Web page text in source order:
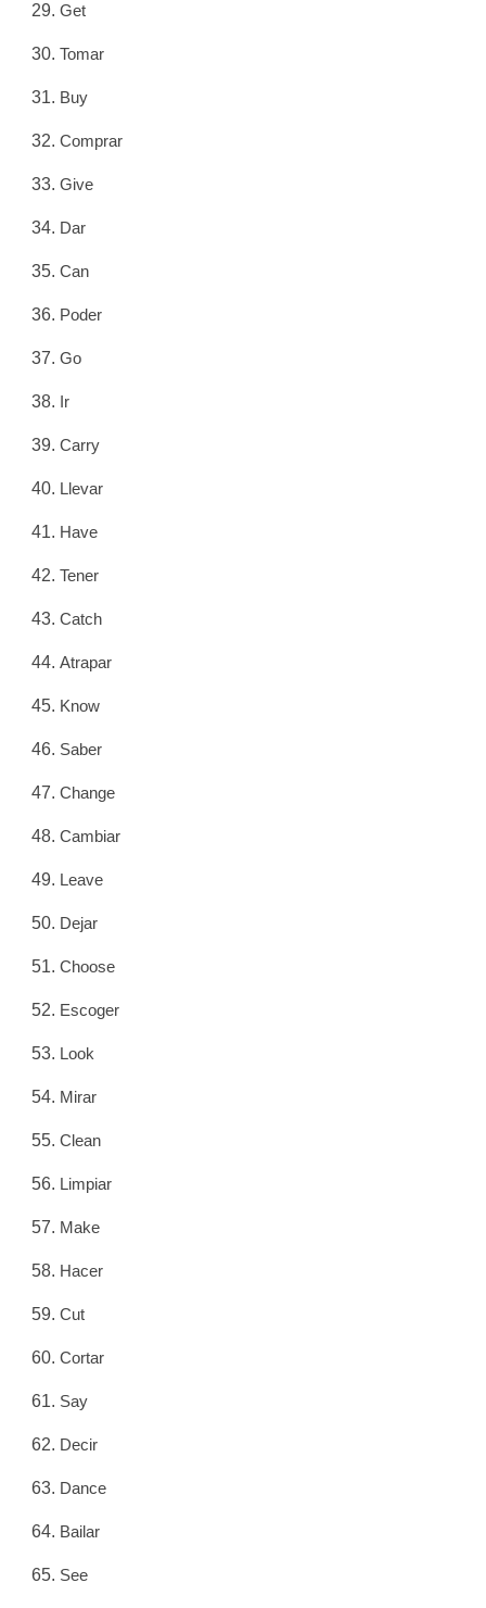
Get
Tomar
Buy
Comprar
Give
Dar
Can
Poder
Go
Ir
Carry
Llevar
Have
Tener
Catch
Atrapar
Know
Saber
Change
Cambiar
Leave
Dejar
Choose
Escoger
Look
Mirar
Clean
Limpiar
Make
Hacer
Cut
Cortar
Say
Decir
Dance
Bailar
See